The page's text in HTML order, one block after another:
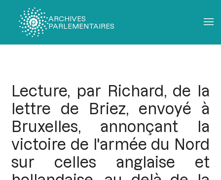
ARCHIVES
PARLEMENTAIRES
Lecture, par Richard, de la
lettre de Briez, envoyé à
Bruxelles, annonçant la
victoire de l'armée du Nord
sur celles anglaise et